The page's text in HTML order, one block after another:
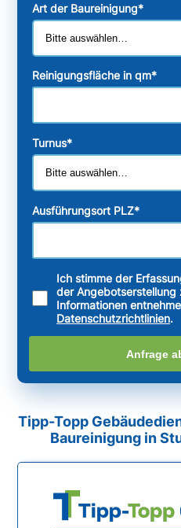
Art der Baureinigung*
Reinigungsfläche in qm*
Turnus*
Ausführungsort PLZ*
Ich stimme der
der Angebotserstellung
Informationen
Datenschutzrichtlinien.
Anfrage
Tipp-Topp
Baureinigung in